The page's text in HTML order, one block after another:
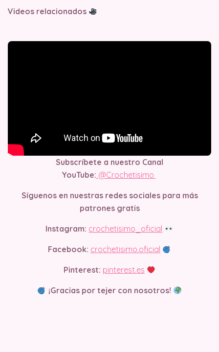
Videos relacionados
Subscríbete a nuestro Canal
YouTube: @Crochetisimo
Síguenos en nuestras redes sociales para más
patrones gratis
Instagram: crochetisimo_oficial
Facebook: crochetisimo.oficial
Pinterest: pinterest.es
¡Gracias por tejer con nosotros!